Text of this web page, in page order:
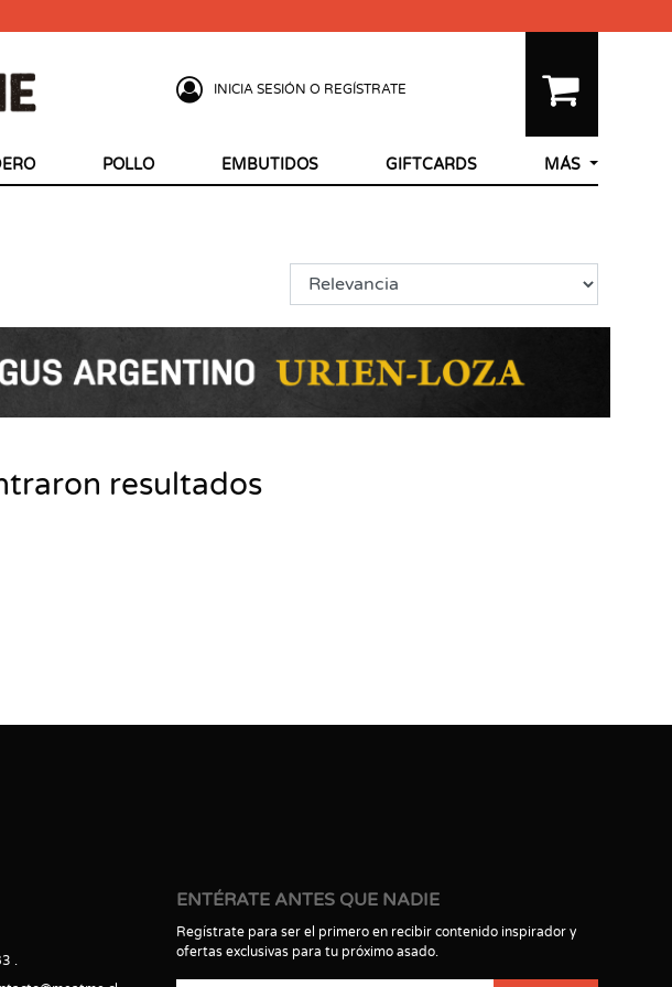
INICIA SESIÓN O REGÍSTRATE
POLLO EMBUTIDOS GIFTCARDS MÁS
resultados
ENTÉRATE ANTES QUE NADIE
Regístrate para ser el primero en recibir contenido inspirador y
ofertas exclusivas para tu próximo asado.